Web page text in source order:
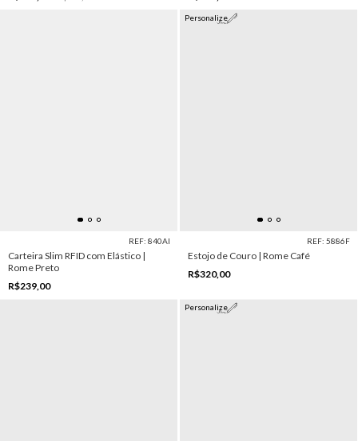
REF: 840AI
Carteira Slim RFID com Elástico |
Rome Preto
R$239,00
Personalize
REF: 5886F
Estojo de Couro | Rome Café
R$320,00
Personalize